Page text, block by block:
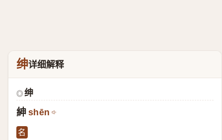
绅详细解释
◎ 绅
紳 shēn
名